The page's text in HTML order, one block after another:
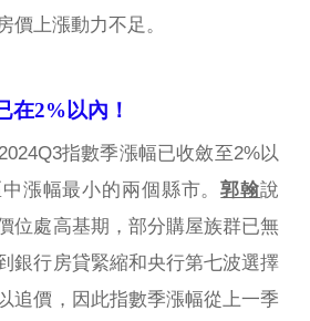
價上漲動力不足。
在2%以內！
指數季漲幅已收斂至2%以
漲幅最小的兩個縣市。郭翰說
位處高基期，部分購屋族群已無
銀行房貸緊縮和央行第七波選擇
追價，因此指數季漲幅從上一季